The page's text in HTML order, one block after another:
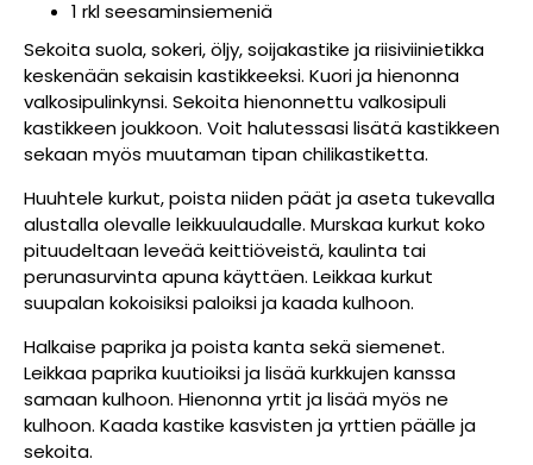
1 rkl seesaminsiemeniä
Sekoita suola, sokeri, öljy, soijakastike ja riisiviinietikka
keskenään sekaisin kastikkeeksi. Kuori ja hienonna
valkosipulinkynsi. Sekoita hienonnettu valkosipuli
kastikkeen joukkoon. Voit halutessasi lisätä kastikkeen
sekaan myös muutaman tipan chilikastiketta.
Huuhtele kurkut, poista niiden päät ja aseta tukevalla
alustalla olevalle leikkuulaudalle. Murskaa kurkut koko
pituudeltaan leveää keittiöveistä, kaulinta tai
perunasurvinta apuna käyttäen. Leikkaa kurkut
suupalan kokoisiksi paloiksi ja kaada kulhoon.
Halkaise paprika ja poista kanta sekä siemenet.
Leikkaa paprika kuutioiksi ja lisää kurkkujen kanssa
samaan kulhoon. Hienonna yrtit ja lisää myös ne
kulhoon. Kaada kastike kasvisten ja yrttien päälle ja
sekoita.